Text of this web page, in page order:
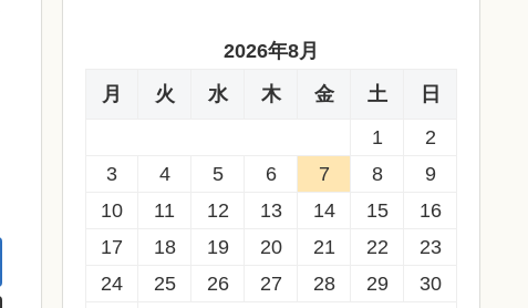
2026年8月
月
火 水 木 金 土
日
1
2
3
4 5 6 7 8
9
10
11 12 13 14 15
16
17
18 19 20 21 22
23
24
25 26 27 28 29
30